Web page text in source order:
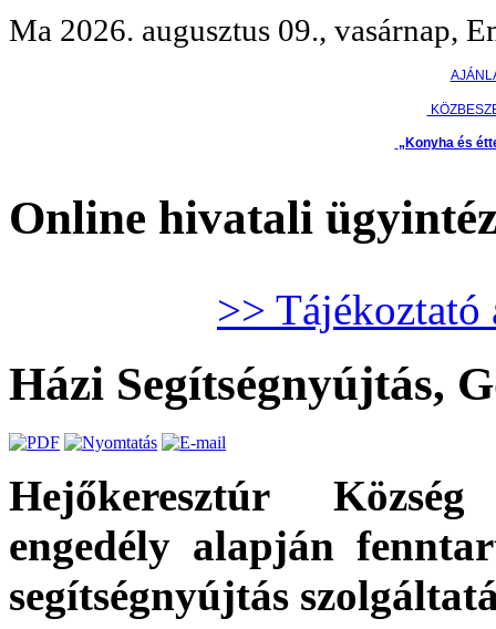
Ma 2026. augusztus 09., vasárnap,
„Konyha és
Online hivatali
>> Tájékoztató
Házi Segítségnyújtás,
Hejőkeresztúr
engedély alapján
segítségnyújtás